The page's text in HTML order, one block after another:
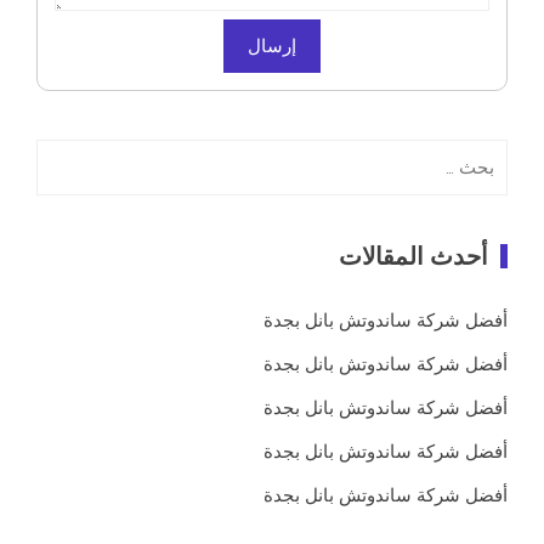
عن:
أحدث المقالات
أفضل شركة ساندوتش بانل بجدة
أفضل شركة ساندوتش بانل بجدة
أفضل شركة ساندوتش بانل بجدة
أفضل شركة ساندوتش بانل بجدة
أفضل شركة ساندوتش بانل بجدة